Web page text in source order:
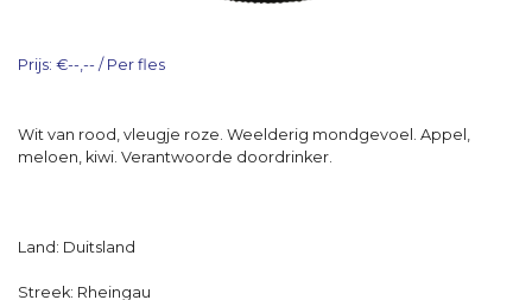
Prijs: €--,-- / Per fles
Wit van rood, vleugje roze. Weelderig mondgevoel. Appel,
meloen, kiwi. Verantwoorde doordrinker.
Land: Duitsland
Streek: Rheingau